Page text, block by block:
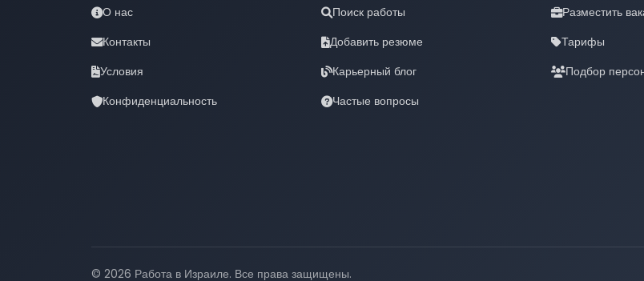
О нас
Контакты
Условия
Конфиденциальность
Поиск работы
Добавить резюме
Карьерный блог
Частые вопросы
Разместить
Тарифы
Подбор
© 2026 Работа в Израиле. Все права защищены.